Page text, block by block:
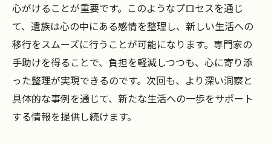
心がけることが重要です。このようなプロセスを通じ
て、遺族は心の中にある感情を整理し、新しい生活への
移行をスムーズに行うことが可能になります。専門家の
手助けを得ることで、負担を軽減しつつも、心に寄り添
った整理が実現できるのです。次回も、より深い洞察と
具体的な事例を通じて、新たな生活への一歩をサポート
する情報を提供し続けます。